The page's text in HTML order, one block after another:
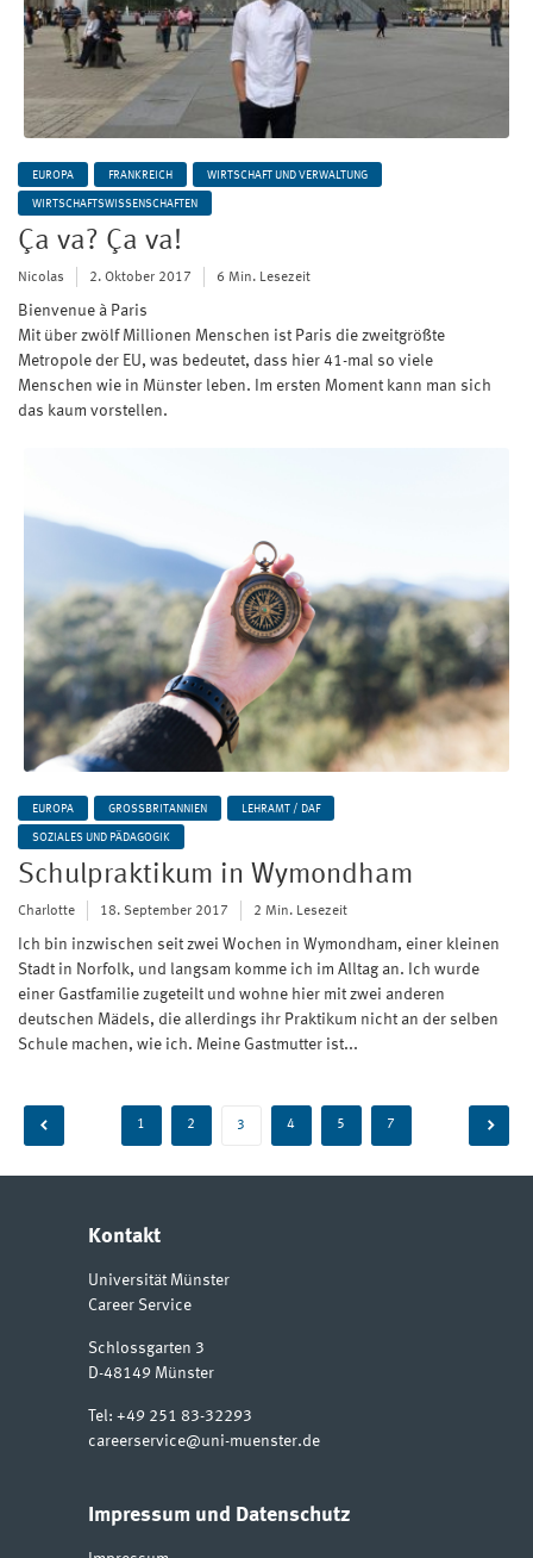
EUROPA FRANKREICH WIRTSCHAFT UND VERWALTUNG
WIRTSCHAFTSWISSENSCHAFTEN
Ça va? Ça va!
Nicolas 2. Oktober 2017 6 Min. Lesezeit
Bienvenue à Paris
Mit über zwölf Millionen Menschen ist Paris die zweitgrößte
Metropole der EU, was bedeutet, dass hier 41-mal so viele
Menschen wie in Münster leben. Im ersten Moment kann man sich
das kaum vorstellen.
EUROPA GROSSBRITANNIEN LEHRAMT / DAF
SOZIALES UND PÄDAGOGIK
Schulpraktikum in Wymondham
Charlotte 18. September 2017 2 Min. Lesezeit
Ich bin inzwischen seit zwei Wochen in Wymondham, einer kleinen
Stadt in Norfolk, und langsam komme ich im Alltag an. Ich wurde
einer Gastfamilie zugeteilt und wohne hier mit zwei anderen
deutschen Mädels, die allerdings ihr Praktikum nicht an der selben
Schule machen, wie ich. Meine Gastmutter ist...
Beitragsnavigation
1 2 3 4 5 7
Kontakt
Universität Münster
Career Service
Schlossgarten 3
D-48149 Münster
Tel: +49 251 83-32293
careerservice@uni-muenster.de
Impressum und Datenschutz